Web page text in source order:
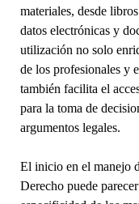
materiales, desde
datos electrónicas y
utilización no solo
de los profesionales y
también facilita el
para la toma de
argumentos legales.
El inicio en el manejo
Derecho puede